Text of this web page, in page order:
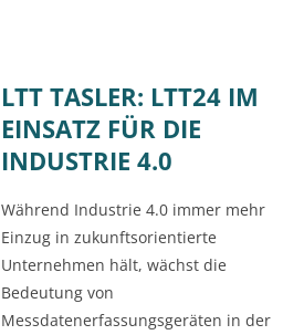
LTT TASLER: LTT24 IM
EINSATZ FÜR DIE
INDUSTRIE 4.0
Während Industrie 4.0 immer mehr
Einzug in zukunftsorientierte
Unternehmen hält, wächst die
Bedeutung von
Messdatenerfassungsgeräten in der